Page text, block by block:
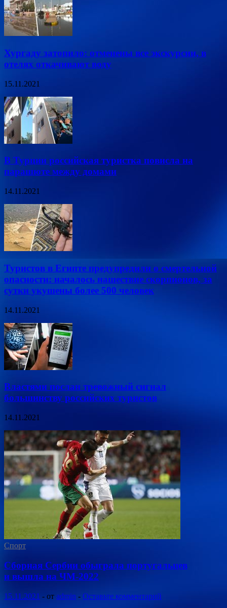
Хургаду затопило: отменены все экскурсии, в
отелях откачивают воду
15.11.2021
В Турции российская туристка повисла на
парашюте между домами
14.11.2021
Туристов в Египте предупредили о смертельной
опасности: началось нашествие скорпионов, за
сутки укушены более 500 человек
14.11.2021
Властями послан тревожный сигнал
большинству российских туристов
14.11.2021
Спорт
Сборная Сербии обыграла португальцев
и вышла на ЧМ-2022
15.11.2021 - от admin - Оставьте комментарий